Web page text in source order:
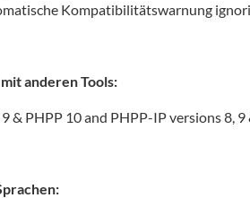
Kompatibilitätswarnung
anderen Tools:
& PHPP 10 and PHPP-IP versions 8, 9